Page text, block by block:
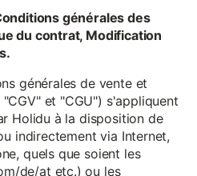
générales des
du contrat, Modification
générales de vente et
et "CGU") s'appliquent
Holidu à la disposition de
indirectement via Internet,
quels que soient les
de/at etc.) ou les